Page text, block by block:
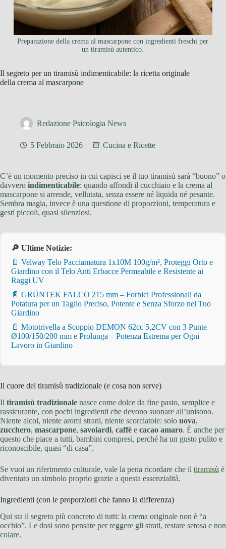
Preparazione della crema al mascarpone con ingredienti freschi per
un tiramisù autentico.
Il segreto per un tiramisù indimenticabile: la ricetta originale
della crema al mascarpone
Redazione Psicologia News
5 Febbraio 2026 Cucina e Ricette
C’è un momento preciso in cui capisci se il tuo tiramisù sarà “buono” o
davvero indimenticabile: quando affondi il cucchiaio e la crema al
mascarpone si arrende, vellutata, senza essere né liquida né pesante.
Sembra magia, invece è una questione di proporzioni, temperatura e
gesti piccoli, quasi silenziosi.
🔎 Ultime Notizie:
📄 Velway Telo Pacciamatura 1x10M 100g/m², Proteggi Orto e
Giardino con il Telo Anti Erbacce Permeabile e Resistente ai
Raggi UV
📄 GRÜNTEK FALCO 215 mm – Forbici Professionali da
Potatura per un Taglio Preciso, Potente e Senza Sforzo nel Tuo
Giardino
📄 Mototrivella a Scoppio DEMON 62cc 5,2CV con 3 Punte
Ø100/150/200 mm e Prolunga – Potenza Estrema per Ogni
Lavoro in Giardino
Il cuore del tiramisù tradizionale (e cosa non serve)
Il tiramisù tradizionale nasce come dolce da fine pasto, semplice e
rassicurante, con pochi ingredienti che devono suonare all’unisono.
Niente alcol, niente aromi strani, niente scorciatoie: solo uova,
zucchero, mascarpone, savoiardi, caffè e cacao amaro. È anche per
questo che piace a tutti, bambini compresi, perché ha un gusto pulito e
riconoscibile, quasi “di casa”.
Se vuoi un riferimento culturale, vale la pena ricordare che il tiramisù è
diventato un simbolo proprio grazie a questa essenzialità.
Ingredienti (con le proporzioni che fanno la differenza)
Qui sta il segreto più concreto di tutti: la crema originale non è “a
occhio”. Le dosi sono pensate per reggere gli strati, restare setosa e non
colare.